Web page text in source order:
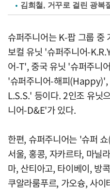
슈퍼주니어는 K-팝 그룹 중
보컬 유닛 '슈퍼주니어-
어-T', 중국 유닛 '슈퍼주니
'슈퍼주니어-해피(Happy)',
L.S.S.' 등이다. 2인조 유닛
니어-D&E'가 있다.
한편, 슈퍼주니어는 '슈퍼
서울, 홍콩, 자카르타, 마닐
마, 산티아고, 타이베이, 방
쿠알라룸푸르, 가오슝, 사